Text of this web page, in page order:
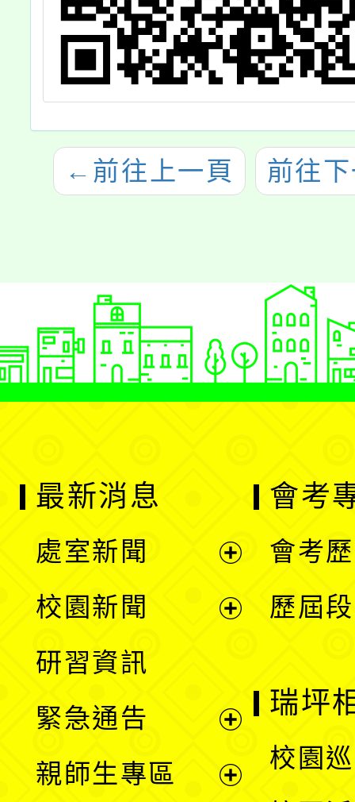
← 前往上一頁 前往
最新消息
處室新聞
單
校園新聞
選
單
研習資訊
緊急通告
親師生專區
會考
會考
歷屆
瑞坪
校園